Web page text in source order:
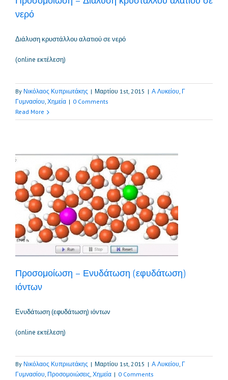
νερό
Διάλυση κρυστάλλου αλατιού σε νερό
(online εκτέλεση)
By Νικόλαος Κυπριωτάκης | Μαρτίου 1st, 2015 | Α Λυκείου, Γ
Γυμνασίου, Χημεία | 0 Comments
Read More
Προσομοίωση – Ενυδάτωση (εφυδάτωση)
ιόντων
Ενυδάτωση (εφυδάτωση) ιόντων
(online εκτέλεση)
By Νικόλαος Κυπριωτάκης | Μαρτίου 1st, 2015 | Α Λυκείου, Γ
Γυμνασίου, Προσομοιώσεις, Χημεία | 0 Comments